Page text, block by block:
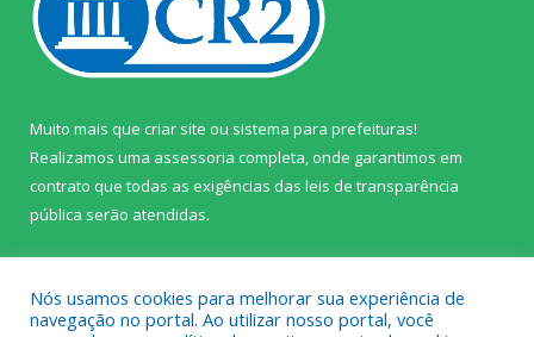
Muito mais que criar site ou sistema para prefeituras!
Realizamos uma assessoria completa, onde garantimos em
contrato que todas as exigências das leis de transparência
pública serão atendidas.
Nós usamos cookies para melhorar sua experiência de
navegação no portal. Ao utilizar nosso portal, você